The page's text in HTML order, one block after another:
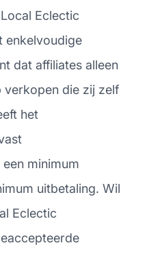
Eclectic
enkelvoudige
dat affiliates alleen
verkopen die zij zelf
het
minimum
uitbetaling. Wil
Eclectic